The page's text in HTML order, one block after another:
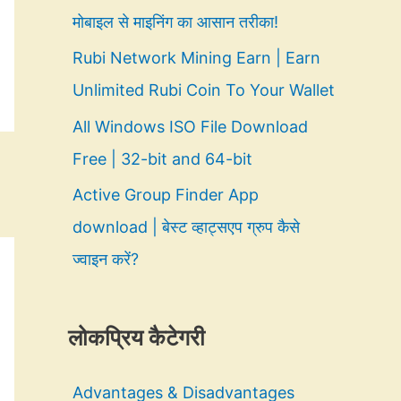
मोबाइल से माइनिंग का आसान तरीका!
Rubi Network Mining Earn | Earn
Unlimited Rubi Coin To Your Wallet
All Windows ISO File Download
Free | 32-bit and 64-bit
Active Group Finder App
download | बेस्ट व्हाट्सएप ग्रुप कैसे
ज्वाइन करें?
लोकप्रिय कैटेगरी
Advantages & Disadvantages